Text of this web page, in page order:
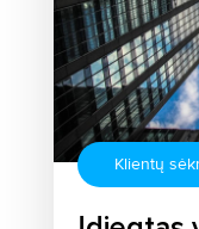
Klientų